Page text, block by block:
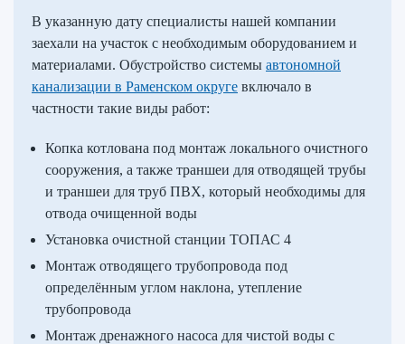
В указанную дату специалисты нашей компании
заехали на участок с необходимым оборудованием и
материалами. Обустройство системы автономной
канализации в Раменском округе включало в
частности такие виды работ:
Копка котлована под монтаж локального очистного
сооружения, а также траншеи для отводящей трубы
и траншеи для труб ПВХ, который необходимы для
отвода очищенной воды
Установка очистной станции ТОПАС 4
Монтаж отводящего трубопровода под
определённым углом наклона, утепление
трубопровода
Монтаж дренажного насоса для чистой воды с